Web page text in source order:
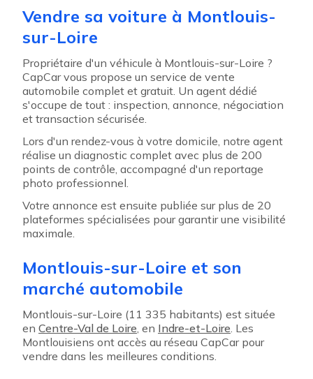
Vendre sa voiture à Montlouis-
sur-Loire
Propriétaire d'un véhicule à Montlouis-sur-Loire ?
CapCar vous propose un service de vente
automobile complet et gratuit. Un agent dédié
s'occupe de tout : inspection, annonce, négociation
et transaction sécurisée.
Lors d'un rendez-vous à votre domicile, notre agent
réalise un diagnostic complet avec plus de 200
points de contrôle, accompagné d'un reportage
photo professionnel.
Votre annonce est ensuite publiée sur plus de 20
plateformes spécialisées pour garantir une visibilité
maximale.
Montlouis-sur-Loire et son
marché automobile
Montlouis-sur-Loire (11 335 habitants) est située
en Centre-Val de Loire, en Indre-et-Loire. Les
Montlouisiens ont accès au réseau CapCar pour
vendre dans les meilleures conditions.